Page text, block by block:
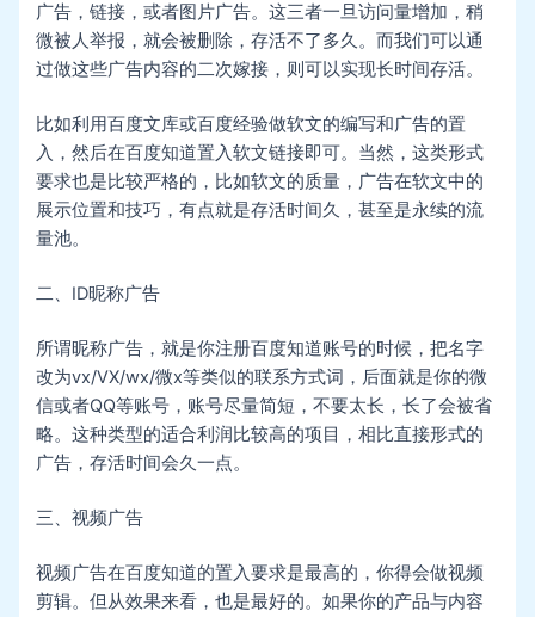
广告，链接，或者图片广告。这三者一旦访问量增加，稍
微被人举报，就会被删除，存活不了多久。而我们可以通
过做这些广告内容的二次嫁接，则可以实现长时间存活。
比如利用百度文库或百度经验做软文的编写和广告的置
入，然后在百度知道置入软文链接即可。当然，这类形式
要求也是比较严格的，比如软文的质量，广告在软文中的
展示位置和技巧，有点就是存活时间久，甚至是永续的流
量池。
二、ID昵称广告
所谓昵称广告，就是你注册百度知道账号的时候，把名字
改为vx/VX/wx/微x等类似的联系方式词，后面就是你的微
信或者QQ等账号，账号尽量简短，不要太长，长了会被省
略。这种类型的适合利润比较高的项目，相比直接形式的
广告，存活时间会久一点。
三、视频广告
视频广告在百度知道的置入要求是最高的，你得会做视频
剪辑。但从效果来看，也是最好的。如果你的产品与内容